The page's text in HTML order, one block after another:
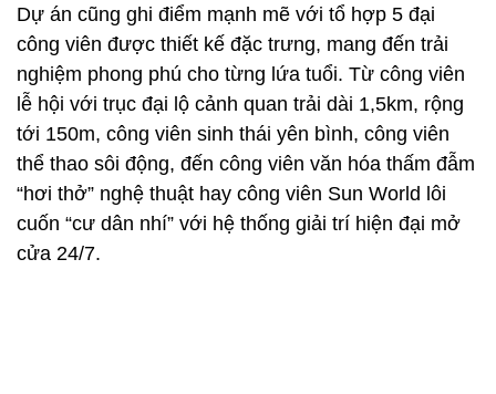
Dự án cũng ghi điểm mạnh mẽ với tổ hợp 5 đại
công viên được thiết kế đặc trưng, mang đến trải
nghiệm phong phú cho từng lứa tuổi. Từ công viên
lễ hội với trục đại lộ cảnh quan trải dài 1,5km, rộng
tới 150m, công viên sinh thái yên bình, công viên
thể thao sôi động, đến công viên văn hóa thấm đẫm
“hơi thở” nghệ thuật hay công viên Sun World lôi
cuốn “cư dân nhí” với hệ thống giải trí hiện đại mở
cửa 24/7.